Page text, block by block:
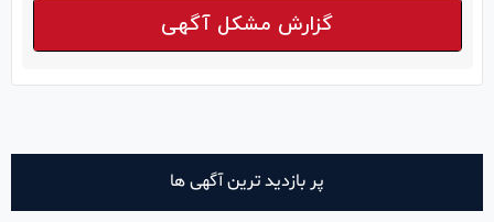
گزارش مشکل آگهی
پر بازدید ترین آگهی ها